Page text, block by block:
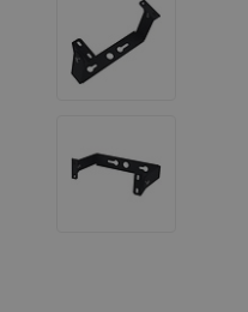
LED Smart Home